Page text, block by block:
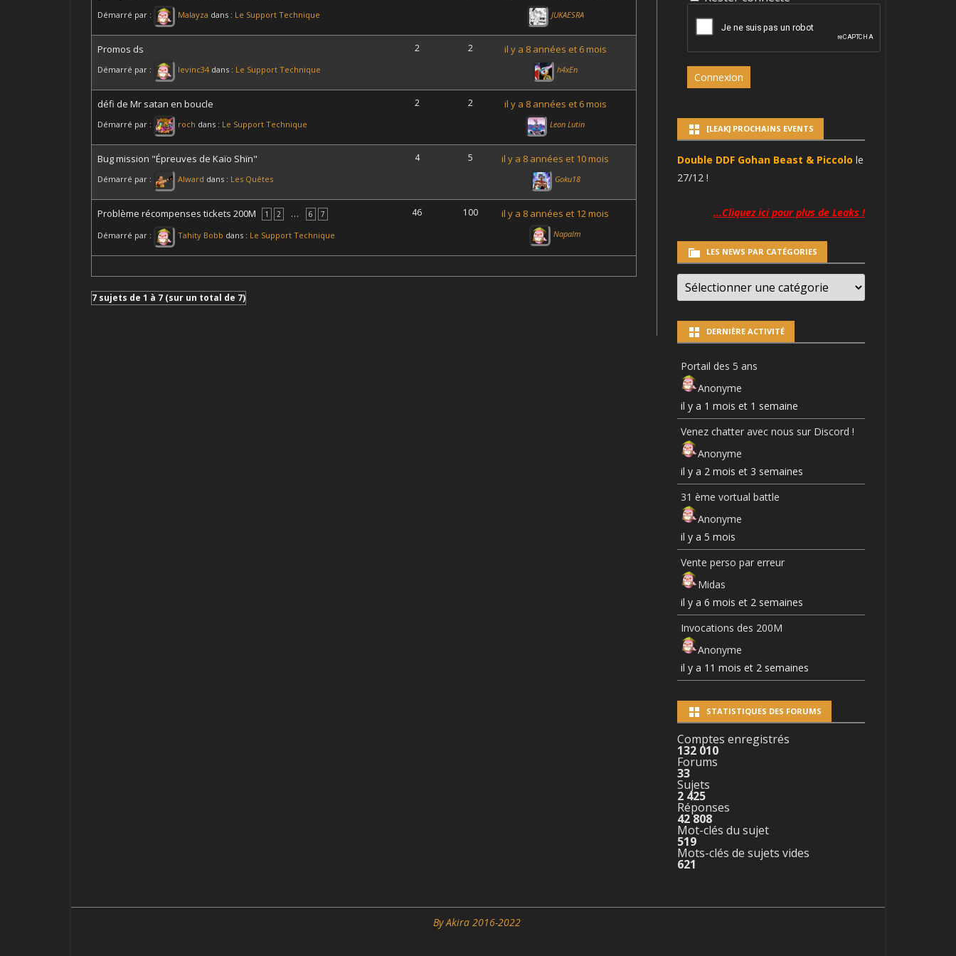
BARDOCK SSJ3
GOLDEN FREEZER (ANGE)
Démarré par : Malayza dans : Le Support Technique JUKAESRA
Promos ds
Démarré par : levinc34 dans : Le Support Technique
2 2 il y a 8 années et 6 mois
h4xEn
défi de Mr satan en boucle
Démarré par : roch dans : Le Support Technique
2 2 il y a 8 années et 6 mois
Leon Lutin
Bug mission "Épreuves de Kaïo Shïn"
Démarré par : Alward dans : Les Quêtes
4 5 il y a 8 années et 10 mois
Goku18
Problème récompenses tickets 200M 1 2 … 6 7
Démarré par : Tahity Bobb dans : Le Support Technique
46 100 il y a 8 années et 12 mois
Napalm
7 sujets de 1 à 7 (sur un total de 7)
Connexion
[LEAK] PROCHAINS EVENTS
Double DDF Gohan Beast & Piccolo le
27/12 !
…Cliquez ici pour plus de Leaks !
LES NEWS PAR CATÉGORIES
LES
NEWS
PAR
DERNIÈRE ACTIVITÉ
Portail des 5 ans
Anonyme
il y a 1 mois et 1 semaine
Venez chatter avec nous sur Discord !
Anonyme
il y a 2 mois et 3 semaines
31 ème vortual battle
Anonyme
il y a 5 mois
Vente perso par erreur
Midas
il y a 6 mois et 2 semaines
Invocations des 200M
Anonyme
il y a 11 mois et 2 semaines
STATISTIQUES DES FORUMS
Comptes enregistrés
132 010
Forums
33
Sujets
2 425
Réponses
42 808
Mot-clés du sujet
519
Mots-clés de sujets vides
621
By Akira 2016-2022